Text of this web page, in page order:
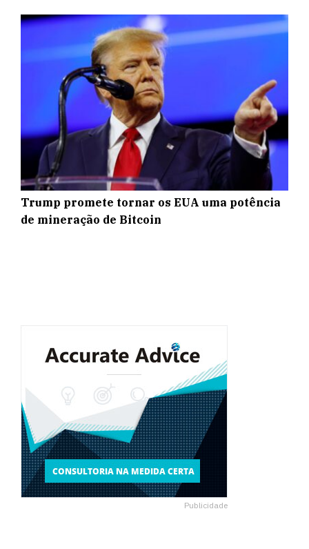
Trump promete tornar os EUA uma potência
de mineração de Bitcoin
Publicidade